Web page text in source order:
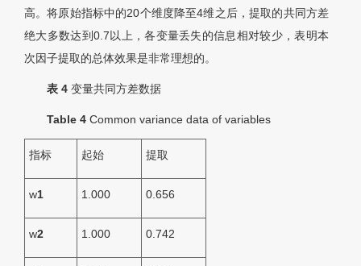
高。将原始指标中的20个维度降至4维之后，提取的共同方差
绝大多数达到0.7以上，各变量丢失的信息相对较少，表明本
次因子提取的总体效果是非常理想的。
表 4 变量共同方差数据
Table 4 Common variance data of variables
指标 起始 提取
w1 1.000 0.656
w2 1.000 0.742